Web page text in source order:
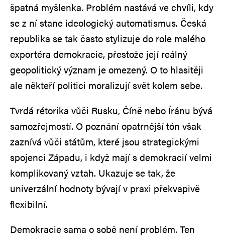
špatná myšlenka. Problém nastává ve chvíli, kdy
se z ní stane ideologický automatismus. Česká
republika se tak často stylizuje do role malého
exportéra demokracie, přestože její reálný
geopolitický význam je omezený. O to hlasitěji
ale někteří politici moralizují svět kolem sebe.
Tvrdá rétorika vůči Rusku, Číně nebo Íránu bývá
samozřejmostí. O poznání opatrnější tón však
zaznívá vůči státům, které jsou strategickými
spojenci Západu, i když mají s demokracií velmi
komplikovaný vztah. Ukazuje se tak, že
univerzální hodnoty bývají v praxi překvapivě
flexibilní.
Demokracie sama o sobě není problém. Ten